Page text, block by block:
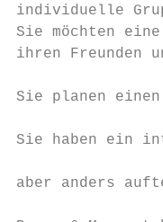
individuelle
Sie möchten
ihren Freunden
Sie planen
Sie haben ein
aber anders